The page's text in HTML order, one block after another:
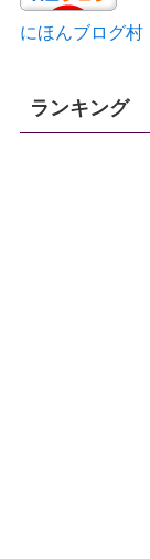
にほんブログ村
ランキング